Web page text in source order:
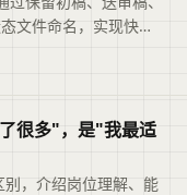
文件命名，实现快速
很多"，是"我最适
别，介绍岗位理解、能